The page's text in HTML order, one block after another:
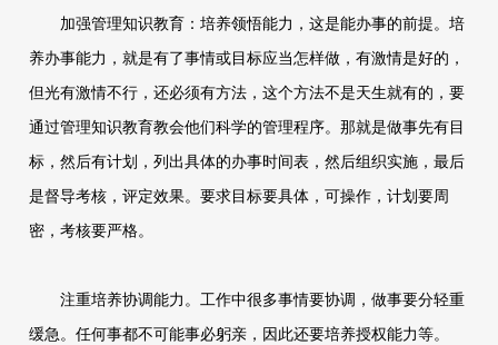
加强管理知识教育：培养领悟能力，这是能办事的前提。培
养办事能力，就是有了事情或目标应当怎样做，有激情是好的，
但光有激情不行，还必须有方法，这个方法不是天生就有的，要
通过管理知识教育教会他们科学的管理程序。那就是做事先有目
标，然后有计划，列出具体的办事时间表，然后组织实施，最后
是督导考核，评定效果。要求目标要具体，可操作，计划要周
密，考核要严格。
注重培养协调能力。工作中很多事情要协调，做事要分轻重
缓急。任何事都不可能事必躬亲，因此还要培养授权能力等。